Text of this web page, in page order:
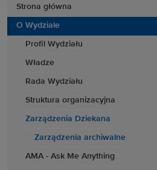
Strona główna
O Wydziale
Profil Wydziału
Władze
Rada Wydziału
Struktura organizacyjna
Zarządzenia Dziekana
Zarządzenia archiwalne
AMA - Ask Me Anything